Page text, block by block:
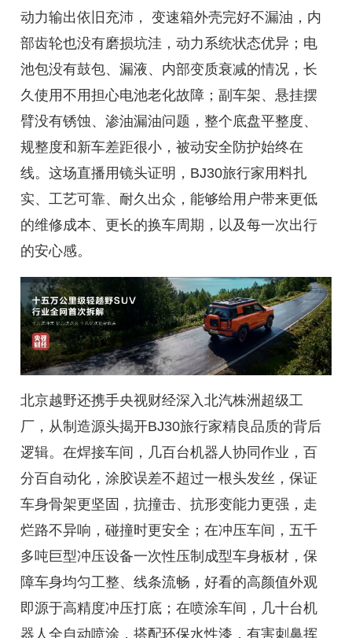
动力输出依旧充沛， 变速箱外壳完好不漏油，内
部齿轮也没有磨损坑洼，动力系统状态优异；电
池包没有鼓包、漏液、内部变质衰减的情况，长
久使用不用担心电池老化故障；副车架、悬挂摆
臂没有锈蚀、渗油漏油问题，整个底盘平整度、
规整度和新车差距很小，被动安全防护始终在
线。这场直播用镜头证明，BJ30旅行家用料扎
实、工艺可靠、耐久出众，能够给用户带来更低
的维修成本、更长的换车周期，以及每一次出行
的安心感。
北京越野还携手央视财经深入北汽株洲超级工
厂，从制造源头揭开BJ30旅行家精良品质的背后
逻辑。在焊接车间，几百台机器人协同作业，百
分百自动化，涂胶误差不超过一根头发丝，保证
车身骨架更坚固，抗撞击、抗形变能力更强，走
烂路不异响，碰撞时更安全；在冲压车间，五千
多吨巨型冲压设备一次性压制成型车身板材，保
障车身均匀工整、线条流畅，好看的高颜值外观
即源于高精度冲压打底；在喷涂车间，几十台机
器人全自动喷涂，搭配环保水性漆，有害刺鼻挥